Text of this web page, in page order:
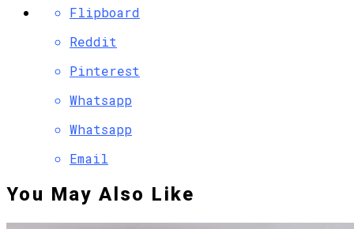
Flipboard
Reddit
Pinterest
Whatsapp
Whatsapp
Email
You May Also Like